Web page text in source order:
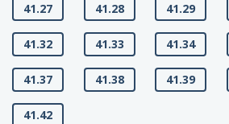
41.27 41.28 41.29
41.32 41.33 41.34
41.37 41.38 41.39
41.42